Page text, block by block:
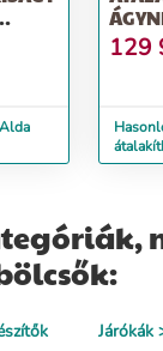
- fehér
129
Járókák